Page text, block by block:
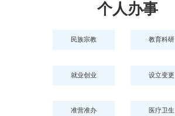
个人办事
民族宗教 教育科研
就业创业 设立变更
准营准办 医疗卫生